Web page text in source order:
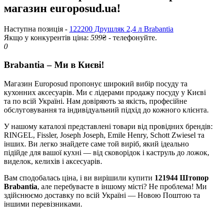
магазин europosud.ua!
Наступна позиція - 122200 Друшляк 2,4 л Brabantia
Якщо у конкурентів ціна: 599₴ - телефонуйте.
0
Brabantia – Ми в Києві!
Магазин Europosud пропонує широкий вибір посуду та
кухонних аксесуарів. Ми є лідерами продажу посуду у Києві
та по всій Україні. Нам довіряють за якість, професійне
обслуговування та індивідуальний підхід до кожного клієнта.
У нашому каталозі представлені товари від провідних брендів:
RINGEL, Fissler, Joseph Joseph, Emile Henry, Schott Zwiesel та
інших. Ви легко знайдете саме той виріб, який ідеально
підійде для вашої кухні — від сковорідок і каструль до ложок,
виделок, келихів і аксесуарів.
Вам сподобалась ціна, і ви вирішили купити 121944 Штопор
Brabantia, але перебуваєте в іншому місті? Не проблема! Ми
здійснюємо доставку по всій Україні — Новою Поштою та
іншими перевізниками.